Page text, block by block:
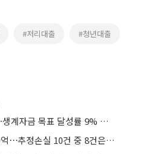
#저리대출 #청년대출
미소금융 신상품 석 달⋯생계자금 목표 달성률 9% 그쳐
회수 포기한 돈 1조2000억⋯추정손실 10건 중 8건은 기업대출